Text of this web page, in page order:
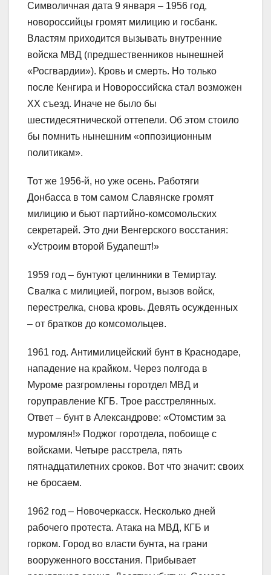
Символичная дата 9 января – 1956 год,
новороссийцы громят милицию и госбанк.
Властям приходится вызывать внутренние
войска МВД (предшественников нынешней
«Росгвардии»). Кровь и смерть. Но только
после Кенгира и Новороссийска стал возможен
XX съезд. Иначе не было бы
шестидесятнической оттепели. Об этом стоило
бы помнить нынешним «оппозиционным
политикам».
Тот же 1956-й, но уже осень. Работяги
Донбасса в том самом Славянске громят
милицию и бьют партийно-комсомольских
секретарей. Это дни Венгерского восстания:
«Устроим второй Будапешт!»
1959 год – бунтуют целинники в Темиртау.
Свалка с милицией, погром, вызов войск,
перестрелка, снова кровь. Девять осужденных
– от братков до комсомольцев.
1961 год. Антимилицейский бунт в Краснодаре,
нападение на крайком. Через полгода в
Муроме разгромлены горотдел МВД и
горуправление КГБ. Трое расстрелянных.
Ответ – бунт в Александрове: «Отомстим за
муромлян!» Поджог горотдела, побоище с
войсками. Четыре расстрела, пять
пятнадцатилетних сроков. Вот что значит: своих
не бросаем.
1962 год – Новочеркасск. Несколько дней
рабочего протеста. Атака на МВД, КГБ и
горком. Город во власти бунта, на грани
вооруженного восстания. Прибывает